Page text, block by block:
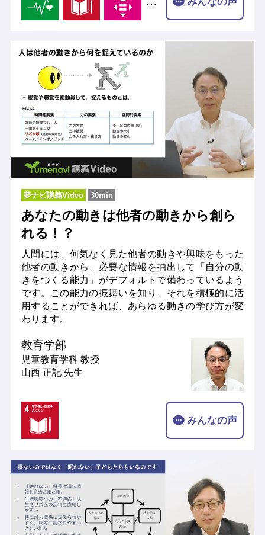
夢ナビ講義Video 30min
あなたの動きは他者の動きから創ら
れる！？
人間には、何気なく見た他者の動きや興味をもった
他者の動きから、必要な情報を抽出して「自分の動
きをつくる能力」がデフォルトで備わっているよう
です。この能力の振舞いを知り、それを積極的に活
用することができれば、あらゆる動きの学び方が変
わります。
教育学部
児童教育学科 教授
山西 正記 先生
みんなの声